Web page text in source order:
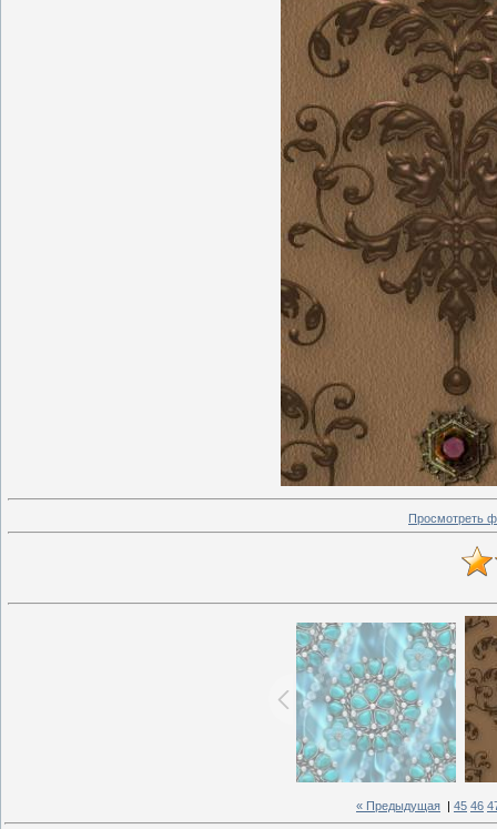
Просмотреть
« Предыдущая 45 46